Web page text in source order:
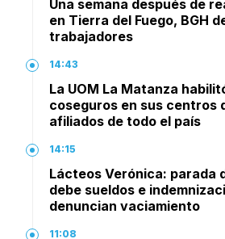
Una semana después de
en Tierra del Fuego, BGH
trabajadores
14:43
La UOM La Matanza
coseguros en sus centros
afiliados de todo el país
14:15
Lácteos Verónica: parada
debe sueldos e
denuncian vaciamiento
11:08